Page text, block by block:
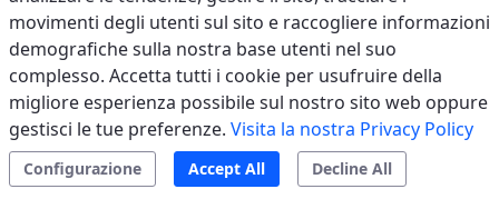
Accessibilità
Codice etico
movimenti degli utenti sul sito e raccogliere informazioni
demografiche sulla nostra base utenti nel suo
complesso. Accetta tutti i cookie per usufruire della
migliore esperienza possibile sul nostro sito web oppure
gestisci le tue preferenze. Visita la nostra Privacy Policy
Configurazione Accept All Decline All